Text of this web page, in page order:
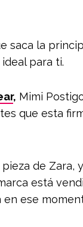
saca la
ideal para ti.
, Mimi
que esta
de Zara,
está
ese